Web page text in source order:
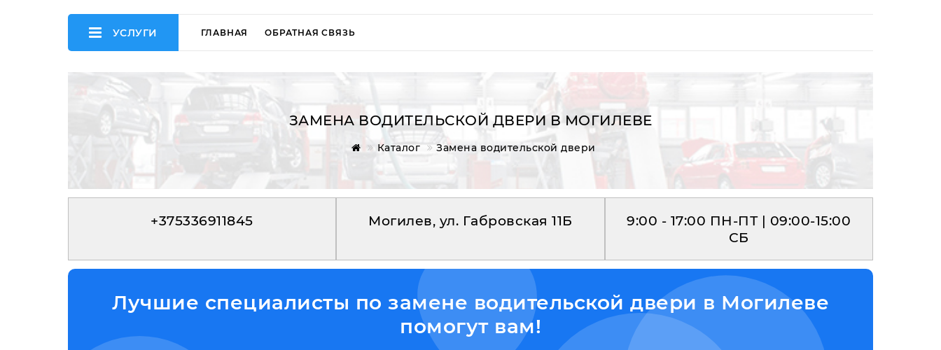
УСЛУГИ ГЛАВНАЯ ОБРАТНАЯ СВЯЗЬ
ЗАМЕНА ВОДИТЕЛЬСКОЙ ДВЕРИ В МОГИЛЕВЕ
Каталог Замена водительской двери
+375336911845 Могилев, ул. Габровская 11Б
9:00 - 17:00 ПН-ПТ | 09:00-15:00
СБ
Лучшие специалисты по замене водительской двери в Могилеве
помогут вам!